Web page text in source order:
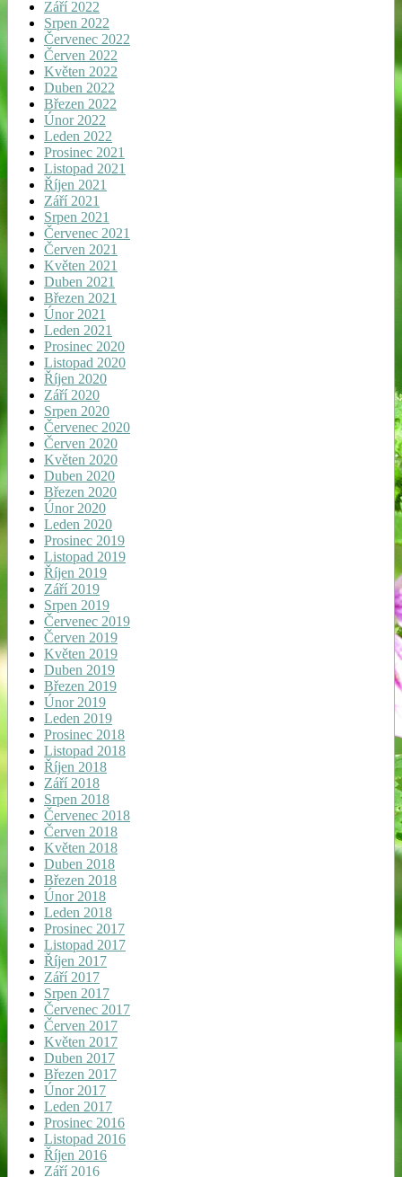
Září 2022
Srpen 2022
Červenec 2022
Červen 2022
Květen 2022
Duben 2022
Březen 2022
Únor 2022
Leden 2022
Prosinec 2021
Listopad 2021
Říjen 2021
Září 2021
Srpen 2021
Červenec 2021
Červen 2021
Květen 2021
Duben 2021
Březen 2021
Únor 2021
Leden 2021
Prosinec 2020
Listopad 2020
Říjen 2020
Září 2020
Srpen 2020
Červenec 2020
Červen 2020
Květen 2020
Duben 2020
Březen 2020
Únor 2020
Leden 2020
Prosinec 2019
Listopad 2019
Říjen 2019
Září 2019
Srpen 2019
Červenec 2019
Červen 2019
Květen 2019
Duben 2019
Březen 2019
Únor 2019
Leden 2019
Prosinec 2018
Listopad 2018
Říjen 2018
Září 2018
Srpen 2018
Červenec 2018
Červen 2018
Květen 2018
Duben 2018
Březen 2018
Únor 2018
Leden 2018
Prosinec 2017
Listopad 2017
Říjen 2017
Září 2017
Srpen 2017
Červenec 2017
Červen 2017
Květen 2017
Duben 2017
Březen 2017
Únor 2017
Leden 2017
Prosinec 2016
Listopad 2016
Říjen 2016
Září 2016